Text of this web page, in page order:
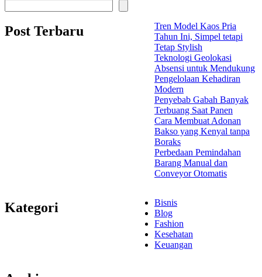
Post Terbaru
Tren Model Kaos Pria
Tahun Ini, Simpel tetapi
Tetap Stylish
Teknologi Geolokasi
Absensi untuk Mendukung
Pengelolaan Kehadiran
Modern
Penyebab Gabah Banyak
Terbuang Saat Panen
Cara Membuat Adonan
Bakso yang Kenyal tanpa
Boraks
Perbedaan Pemindahan
Barang Manual dan
Conveyor Otomatis
Kategori
Bisnis
Blog
Fashion
Kesehatan
Keuangan